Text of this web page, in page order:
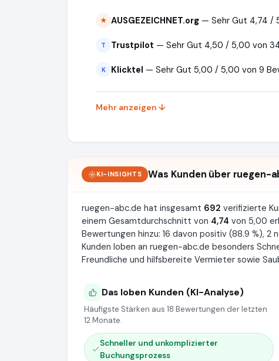
★ AUSGEZEICHNET.org — Sehr Gut 4,74 /
T Trustpilot — Sehr Gut 4,50 / 5,00 von
K Klicktel — Sehr Gut 5,00 / 5,00 von 9
Mehr anzeigen ↓
KI-INSIGHTS Was Kunden über ruegen-
ruegen-abc.de hat insgesamt 692 verifizierte
einem Gesamtdurchschnitt von 4,74 von 5,00
Bewertungen hinzu: 16 davon positiv (88.9 %), 2
Kunden loben an ruegen-abc.de besonders
Freundliche und hilfsbereite Vermieter sowie
Das loben Kunden (KI-Analyse)
Häufigste Stärken aus 18 Bewertungen der letzten
12 Monate.
Schneller und unkomplizierter
Buchungsprozess